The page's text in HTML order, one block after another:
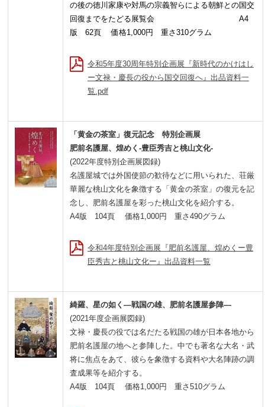
の後の徳川家康や対馬の宗義智らによる朝鮮との国交
回復までをたどる展覧会 A4
版 62頁 価格1,000円 重さ310グラム
令和5年度30周年特別企画展『新時代のかけはし
ー文禄・慶長の役から国交回復へ』出品資料一
覧.pdf
「黄金の茶室」復元記念 特別企画展
肥前名護屋、煌めく-豊臣秀吉と桃山文化-
(2022年度特別企画展図録)
名護屋城では外国使節の歓待などに用いられた、荘厳
華麗な桃山文化を象徴する「黄金の茶室」の復元を記
念し、肥前名護屋を彩った桃山文化を紹介する。
A4版 104頁 価格1,000円 重さ490グラム
令和4年度特別企画展『肥前名護屋、煌めくー豊
臣秀吉と桃山文化ー』出品資料一覧
綺羅、星の如く―戦国の雄、肥前名護屋参陣―
(2021年度企画展図録)
文禄・慶長の役では名だたる戦国の雄が日本各地から
肥前名護屋の地へと参陣した。中でも著名な大名・武
将に焦点をあて、彼らを象徴する資料や大名陣跡の調
査成果等を紹介する。
A4版 104頁 価格1,000円 重さ510グラム